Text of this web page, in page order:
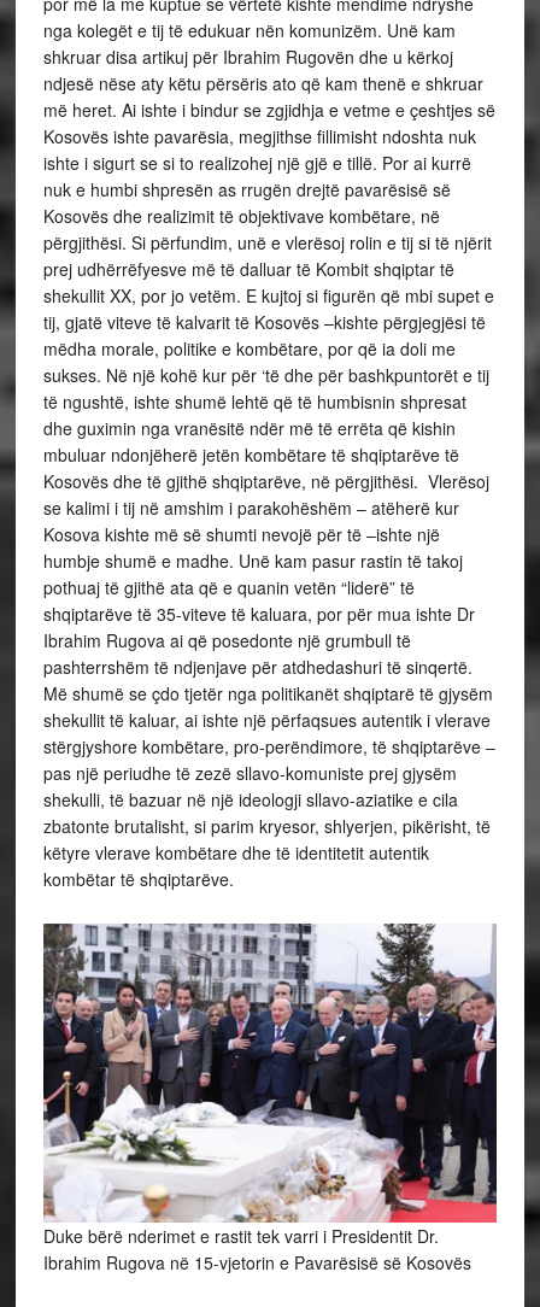
nga kolegët e tij të edukuar nën komunizëm. Unë kam
shkruar disa artikuj për Ibrahim Rugovën dhe u kërkoj
ndjesë nëse aty këtu përsëris ato që kam thenë e shkruar
më heret. Ai ishte i bindur se zgjidhja e vetme e çeshtjes së
Kosovës ishte pavarësia, megjithse fillimisht ndoshta nuk
ishte i sigurt se si to realizohej një gjë e tillë. Por ai kurrë
nuk e humbi shpresën as rrugën drejtë pavarësisë së
Kosovës dhe realizimit të objektivave kombëtare, në
përgjithësi. Si përfundim, unë e vlerësoj rolin e tij si të njërit
prej udhërrëfyesve më të dalluar të Kombit shqiptar të
shekullit XX, por jo vetëm. E kujtoj si figurën që mbi supet e
tij, gjatë viteve të kalvarit të Kosovës –kishte përgjegjësi të
mëdha morale, politike e kombëtare, por që ia doli me
sukses. Në një kohë kur për ‘të dhe për bashkpuntorët e tij
të ngushtë, ishte shumë lehtë që të humbisnin shpresat
dhe guximin nga vranësitë ndër më të errëta që kishin
mbuluar ndonjëherë jetën kombëtare të shqiptarëve të
Kosovës dhe të gjithë shqiptarëve, në përgjithësi. Vlerësoj
se kalimi i tij në amshim i parakohëshëm – atëherë kur
Kosova kishte më së shumti nevojë për të –ishte një
humbje shumë e madhe. Unë kam pasur rastin të takoj
pothuaj të gjithë ata që e quanin vetën “liderë” të
shqiptarëve të 35-viteve të kaluara, por për mua ishte Dr
Ibrahim Rugova ai që posedonte një grumbull të
pashterrshëm të ndjenjave për atdhedashuri të sinqertë.
Më shumë se çdo tjetër nga politikanët shqiptarë të gjysëm
shekullit të kaluar, ai ishte një përfaqsues autentik i vlerave
stërgjyshore kombëtare, pro-perëndimore, të shqiptarëve –
pas një periudhe të zezë sllavo-komuniste prej gjysëm
shekulli, të bazuar në një ideologji sllavo-aziatike e cila
zbatonte brutalisht, si parim kryesor, shlyerjen, pikërisht, të
këtyre vlerave kombëtare dhe të identitetit autentik
kombëtar të shqiptarëve.
Duke bërë nderimet e rastit tek varri i Presidentit Dr.
Ibrahim Rugova në 15-vjetorin e Pavarësisë së Kosovës